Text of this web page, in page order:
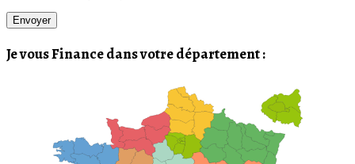
Je vous Finance dans votre département :